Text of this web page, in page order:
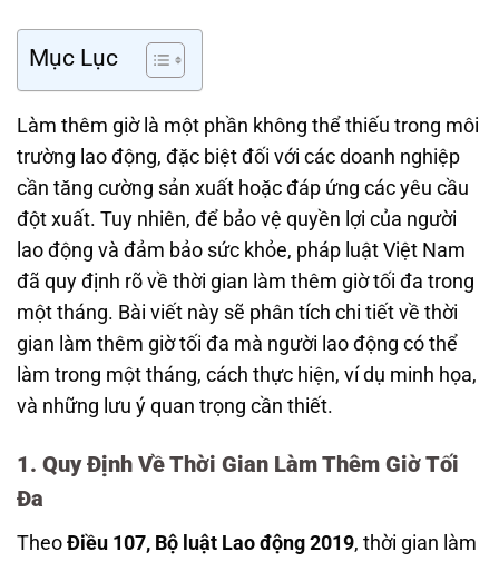
Mục Lục
Làm thêm giờ là một phần không thể thiếu trong môi
trường lao động, đặc biệt đối với các doanh nghiệp
cần tăng cường sản xuất hoặc đáp ứng các yêu cầu
đột xuất. Tuy nhiên, để bảo vệ quyền lợi của người
lao động và đảm bảo sức khỏe, pháp luật Việt Nam
đã quy định rõ về thời gian làm thêm giờ tối đa trong
một tháng. Bài viết này sẽ phân tích chi tiết về thời
gian làm thêm giờ tối đa mà người lao động có thể
làm trong một tháng, cách thực hiện, ví dụ minh họa,
và những lưu ý quan trọng cần thiết.
1. Quy Định Về Thời Gian Làm Thêm Giờ Tối
Đa
Theo Điều 107, Bộ luật Lao động 2019, thời gian làm